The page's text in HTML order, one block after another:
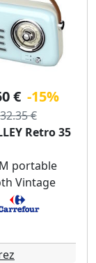
€ -15%
32.35 €
Retro 35
portable
Vintage